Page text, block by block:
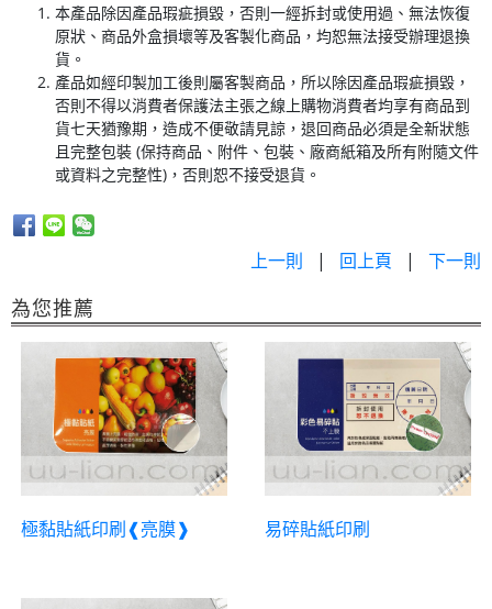
本產品除因產品瑕疵損毀，否則一經拆封或使用過、無法恢復
原狀、商品外盒損壞等及客製化商品，均恕無法接受辦理退換
貨。
產品如經印製加工後則屬客製商品，所以除因產品瑕疵損毀，
否則不得以消費者保護法主張之線上購物消費者均享有商品到
貨七天猶豫期，造成不便敬請見諒，退回商品必須是全新狀態
且完整包裝 (保持商品、附件、包裝、廠商紙箱及所有附隨文件
或資料之完整性)，否則恕不接受退貨。
上一則 | 回上頁 | 下一則
為您推薦
極黏貼紙印刷❰亮膜❱ 易碎貼紙印刷